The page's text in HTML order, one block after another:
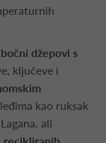
džepovi s
ključeve i
kao ruksak
ali